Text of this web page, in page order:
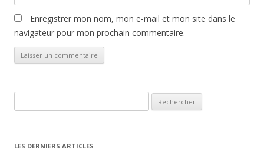
Enregistrer mon nom, mon e-mail et mon site dans le
navigateur pour mon prochain commentaire.
LES DERNIERS ARTICLES